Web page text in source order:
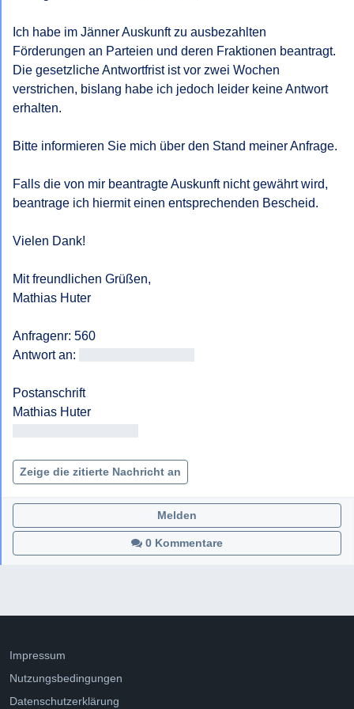
Ich habe im Jänner Auskunft zu ausbezahlten
Förderungen an Parteien und deren Fraktionen beantragt.
Die gesetzliche Antwortfrist ist vor zwei Wochen
verstrichen, bislang habe ich jedoch leider keine Antwort
erhalten.
Bitte informieren Sie mich über den Stand meiner Anfrage.
Falls die von mir beantragte Auskunft nicht gewährt wird,
beantrage ich hiermit einen entsprechenden Bescheid.
Vielen Dank!
Mit freundlichen Grüßen,
Mathias Huter
Anfragenr: 560
Antwort an:
Postanschrift
Zeige die zitierte Nachricht an
0 Kommentare
Melden
Impressum
Nutzungsbedingungen
Datenschutzerklärung